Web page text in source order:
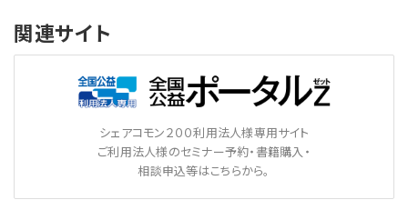
関連サイト
シェアコモン２００利用法人様専用サイト
ご利用法人様のセミナー予約・書籍購入・
相談申込等はこちらから。